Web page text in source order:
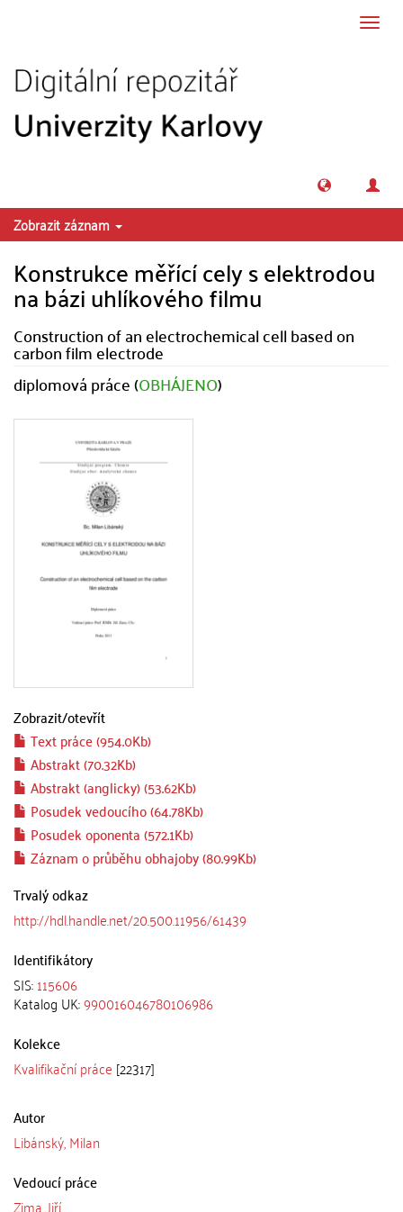
Zobrazit záznam
Konstrukce měřící cely s elektrodou
na bázi uhlíkového filmu
Construction of an electrochemical cell based on
carbon film electrode
diplomová práce (OBHÁJENO)
Zobrazit/otevřít
Text práce (954.0Kb)
Abstrakt (70.32Kb)
Abstrakt (anglicky) (53.62Kb)
Posudek vedoucího (64.78Kb)
Posudek oponenta (572.1Kb)
Záznam o průběhu obhajoby (80.99Kb)
Trvalý odkaz
http://hdl.handle.net/20.500.11956/61439
Identifikátory
SIS:115606
Katalog UK:990016046780106986
Kolekce
Kvalifikační práce [22317]
Autor
Libánský, Milan
Vedoucí práce
Zima, Jiří